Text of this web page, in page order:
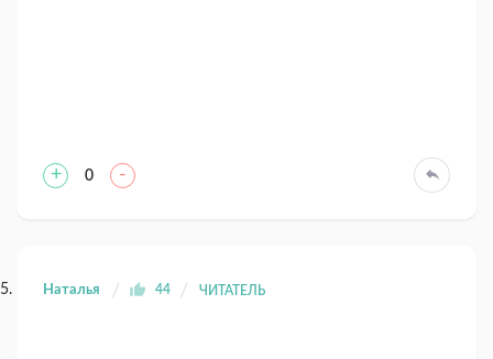
+ 0 -
Наталья 44 ЧИТАТЕЛЬ